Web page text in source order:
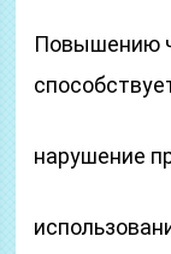
Повышению
нарушение